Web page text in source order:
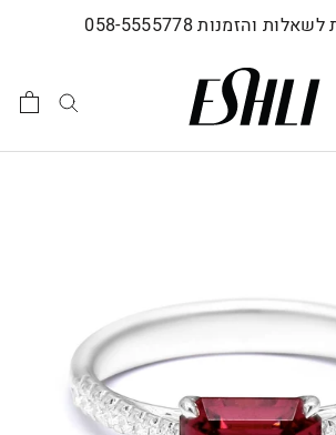
והזמנות 058-5555778